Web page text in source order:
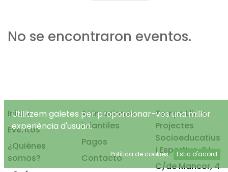
No se encontraron eventos.
Inicio
Eventos
¿Quiénes
somos?
Animaciones
infantiles
Pagos
Contacto
Temps Lliure
Projectes
Socioeducatius
i Esportius, S.L.
C/de Mancor, 4
Utilitzem galetes per proporcionar-vos una millor
experiència d'usuari.
Política de cookies Estic d'acord